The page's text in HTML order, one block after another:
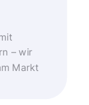
– wir
Markt